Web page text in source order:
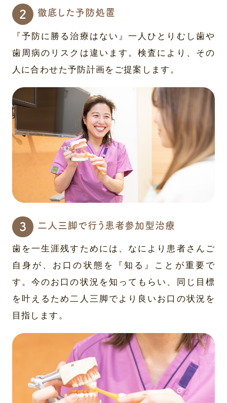
徹底した予防処置
『予防に勝る治療はない』一人ひとりむし歯や
歯周病のリスクは違います。検査により、その
人に合わせた予防計画をご提案します。
二人三脚で行う患者参加型治療
歯を一生涯残すためには、なにより患者さんご
自身が、お口の状態を『知る』ことが重要で
す。今のお口の状況を知ってもらい、同じ目標
を叶えるため二人三脚でより良いお口の状況を
目指します。